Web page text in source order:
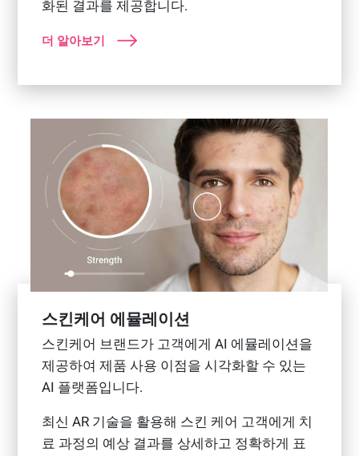
화된 결과를 제공합니다.
더 알아보기
스킨케어 에뮬레이션
스킨케어 브랜드가 고객에게 AI 에뮬레이션을
제공하여 제품 사용 이점을 시각화할 수 있는
AI 플랫폼입니다.
최신 AR 기술을 활용해 스킨 케어 고객에게 치
료 과정의 예상 결과를 상세하고 정확하게 표